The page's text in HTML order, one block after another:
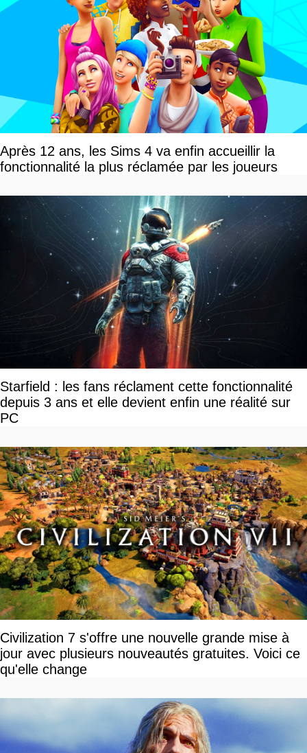
Après 12 ans, les Sims 4 va enfin accueillir la
fonctionnalité la plus réclamée par les joueurs
Starfield : les fans réclament cette fonctionnalité
depuis 3 ans et elle devient enfin une réalité sur
PC
Civilization 7 s'offre une nouvelle grande mise à
jour avec plusieurs nouveautés gratuites. Voici ce
qu'elle change